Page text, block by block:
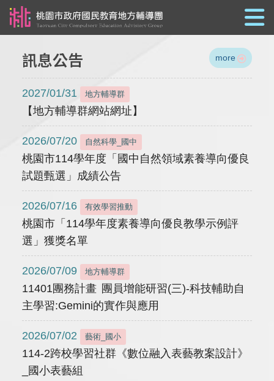
訊息公告 more
2027/01/31 地方輔導群
【地方輔導群網站網址】
2026/07/20 自然科學_國中
桃園市114學年度「國中自然領域素養導向優良
試題甄選」成績公告
2026/07/16 有效學習推動
桃園市「114學年度素養導向優良教學示例評
選」獲獎名單
2026/07/09 地方輔導群
11401團務計畫 團員增能研習(三)-科技輔助自
主學習:Gemini的實作與應用
2026/07/02 藝術_國小
114-2跨校學習社群《數位融入表藝教案設計》
_國小表藝組